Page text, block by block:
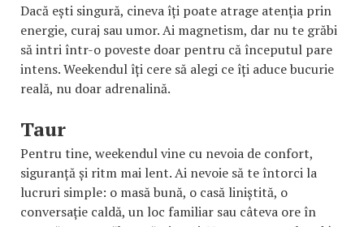
Dacă ești singură, cineva îți poate atrage atenția prin
energie, curaj sau umor. Ai magnetism, dar nu te grăbi
să intri într-o poveste doar pentru că începutul pare
intens. Weekendul îți cere să alegi ce îți aduce bucurie
reală, nu doar adrenalină.
Taur
Pentru tine, weekendul vine cu nevoia de confort,
siguranță și ritm mai lent. Ai nevoie să te întorci la
lucruri simple: o masă bună, o casă liniștită, o
conversație caldă, un loc familiar sau câteva ore în